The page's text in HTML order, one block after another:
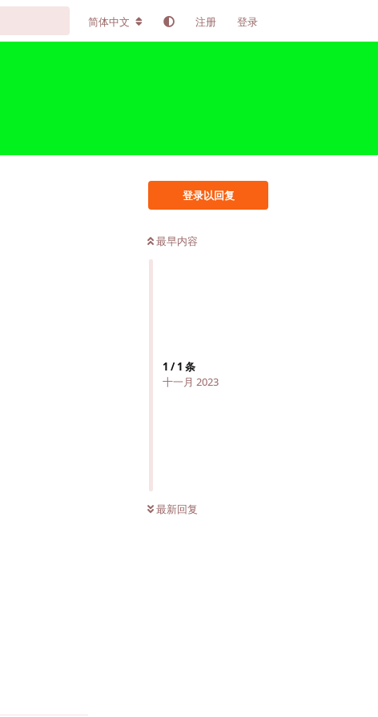
简体中文 注册 登录
登录以回复
最早内容
1 /1 条
十一月 2023
最新回复